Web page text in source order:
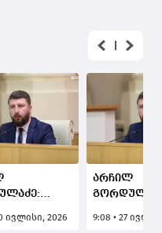
იყო
ივლისი, 2026
არჩილ
9:08 • 27